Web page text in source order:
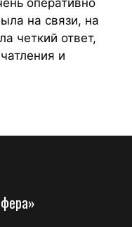
оперативно
на связи, на
четкий ответ,
и